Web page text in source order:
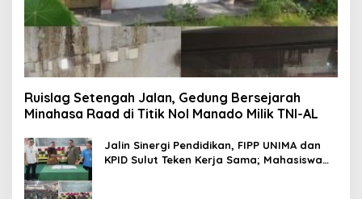
Ruislag Setengah Jalan, Gedung Bersejarah
Minahasa Raad di Titik Nol Manado Milik TNI-AL
Jalin Sinergi Pendidikan, FIPP UNIMA dan
KPID Sulut Teken Kerja Sama; Mahasiswa